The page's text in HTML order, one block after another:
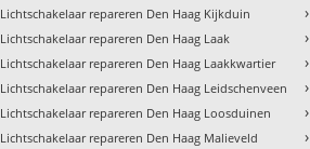
Lichtschakelaar repareren Den Haag Kijkduin
Lichtschakelaar repareren Den Haag Laak
Lichtschakelaar repareren Den Haag Laakkwartier
Lichtschakelaar repareren Den Haag Leidschenveen
Lichtschakelaar repareren Den Haag Loosduinen
Lichtschakelaar repareren Den Haag Malieveld
›
›
›
›
›
›